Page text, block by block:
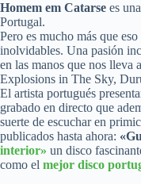
Homem em Catarse es
Portugal.
Pero es mucho más que
inolvidables. Una pasión
en las manos que nos lleva
Explosions in The Sky,
El artista portugués
grabado en directo que
suerte de escuchar en
publicados hasta ahora:
interior» un disco
como el mejor disco